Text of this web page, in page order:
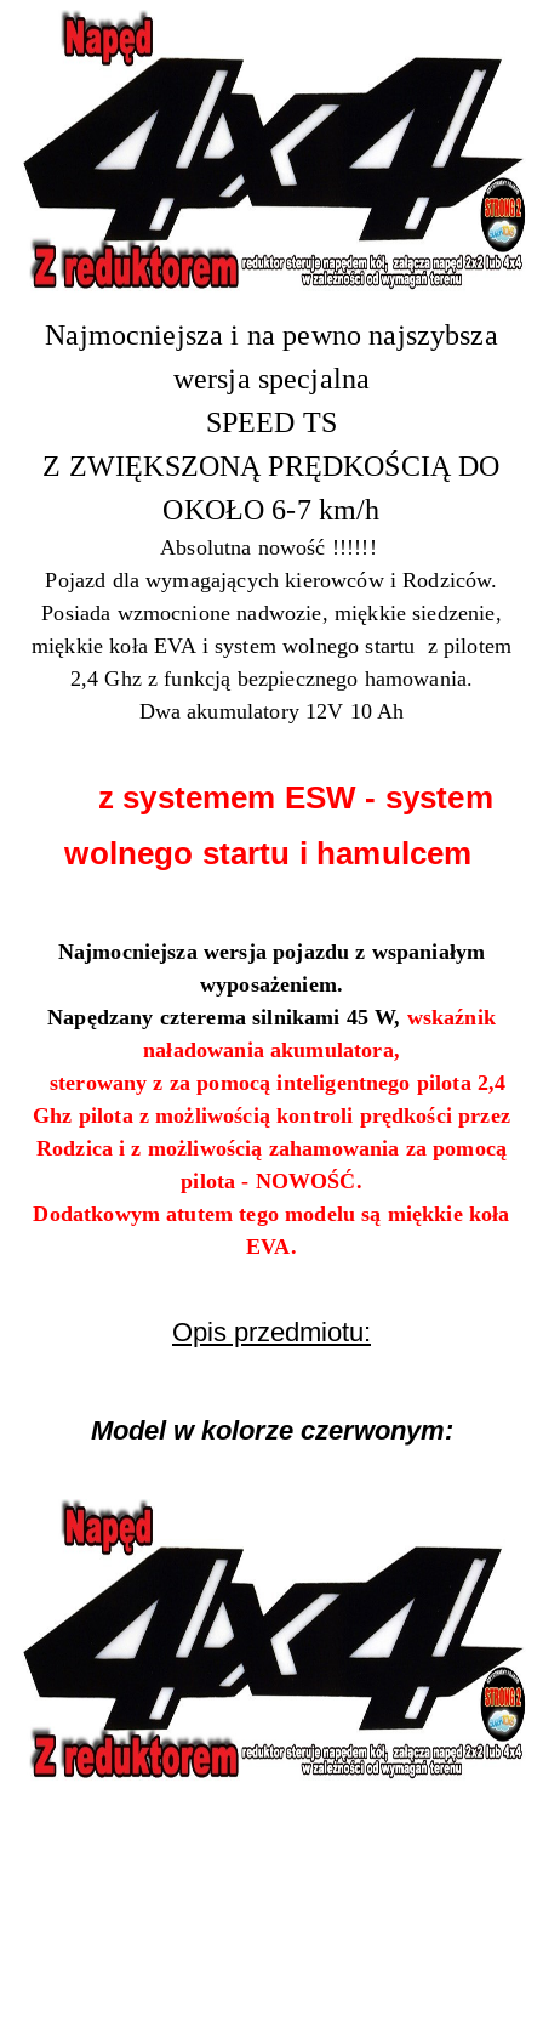
Najmocniejsza i na pewno najszybsza
wersja specjalna
SPEED TS
Z ZWIĘKSZONĄ PRĘDKOŚCIĄ DO
OKOŁO 6-7 km/h
Absolutna nowość !!!!!!
Pojazd dla wymagających kierowców i Rodziców.
Posiada wzmocnione nadwozie, miękkie siedzenie,
miękkie koła EVA i system wolnego startu z pilotem
2,4 Ghz z funkcją bezpiecznego hamowania.
Dwa akumulatory 12V 10 Ah
z systemem ESW - system
wolnego startu i hamulcem
Najmocniejsza wersja pojazdu z wspaniałym
wyposażeniem.
Napędzany czterema silnikami 45 W, wskaźnik
naładowania akumulatora,
sterowany z za pomocą inteligentnego pilota 2,4
Ghz pilota z możliwością kontroli prędkości przez
Rodzica i z możliwością zahamowania za pomocą
pilota - NOWOŚĆ.
Dodatkowym atutem tego modelu są miękkie koła
EVA.
Opis przedmiotu:
Model w kolorze czerwonym: